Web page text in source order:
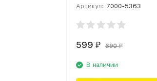
Vacuum-Mop
2Pro+/2Ultra Side Белая
(BHR5324TY)
Артикул: 7000-5363
599 ₽ 690₽
В наличии